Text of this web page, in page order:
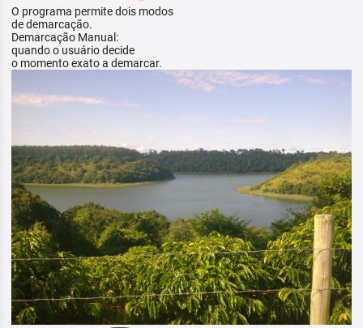
O programa permite dois modos
de demarcação.
Demarcação Manual:
quando o usuário decide
o momento exato a demarcar.